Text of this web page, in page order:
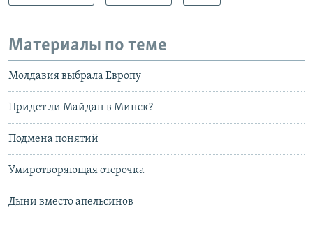
Материалы по теме
Молдавия выбрала Европу
Придет ли Майдан в Минск?
Подмена понятий
Умиротворяющая отсрочка
Дыни вместо апельсинов